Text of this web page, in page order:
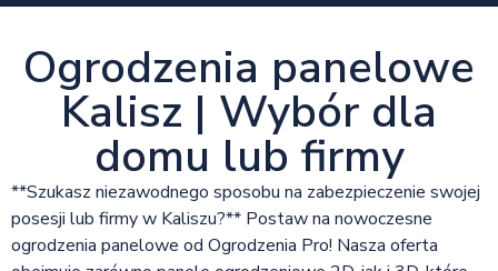
Ogrodzenia panelowe
Kalisz | Wybór dla
domu lub firmy
**Szukasz niezawodnego sposobu na zabezpieczenie swojej
posesji lub firmy w Kaliszu?** Postaw na nowoczesne
ogrodzenia panelowe od Ogrodzenia Pro! Nasza oferta